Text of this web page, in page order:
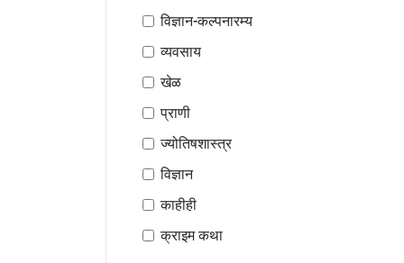
विज्ञान-कल्पनारम्य
व्यवसाय
खेळ
प्राणी
ज्योतिषशास्त्र
विज्ञान
काहीही
क्राइम कथा